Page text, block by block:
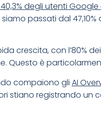
degli utenti
passati dal
crescita, con
Questo è
compaiono gli AI
stiano registrando un